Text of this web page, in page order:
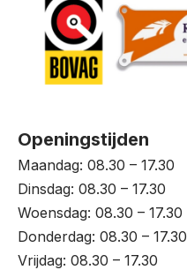
Openingstijden
Maandag: 08.30 – 17.30
Dinsdag: 08.30 – 17.30
Woensdag: 08.30 – 17.30
Donderdag: 08.30 – 17.30
Vrijdag: 08.30 – 17.30